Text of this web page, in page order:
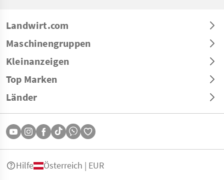
Landwirt.com
Maschinengruppen
Kleinanzeigen
Top Marken
Länder
Hilfe Österreich | EUR